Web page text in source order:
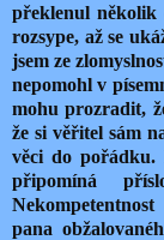
překlenul několik
rozsype, až se
jsem ze
nepomohl v
mohu prozradit,
že si věřitel sám
věci do pořádku.
připomíná
Nekompetentnost
pana